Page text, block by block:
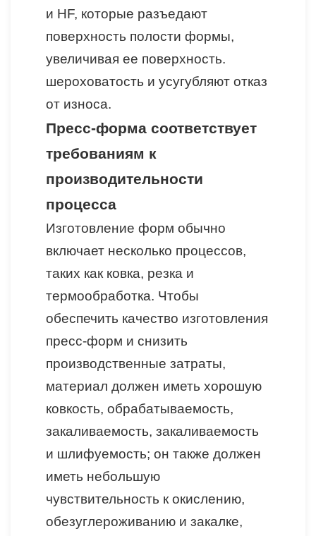
и HF, которые разъедают
поверхность полости формы,
увеличивая ее поверхность.
шероховатость и усугубляют отказ
от износа.
Пресс-форма соответствует
требованиям к
производительности
процесса
Изготовление форм обычно
включает несколько процессов,
таких как ковка, резка и
термообработка. Чтобы
обеспечить качество изготовления
пресс-форм и снизить
производственные затраты,
материал должен иметь хорошую
ковкость, обрабатываемость,
закаливаемость, закаливаемость
и шлифуемость; он также должен
иметь небольшую
чувствительность к окислению,
обезуглероживанию и закалке,